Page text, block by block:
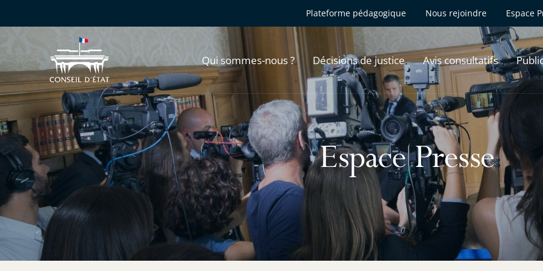
Plateforme pédagogique Nous rejoindre Espace
Qui sommes-nous ? Décisions de justice Avis consultatifs
Espace Presse